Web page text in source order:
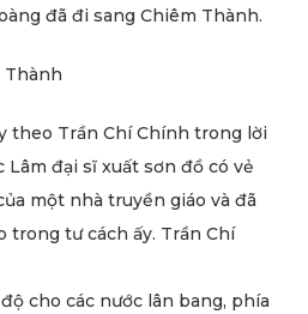
đã đi sang Chiêm Thành.
Thành
theo Trần Chí Chính trong lời
đại sĩ xuất sơn đồ có vẻ
một nhà truyền giáo và đã
trong tư cách ấy. Trần Chí
cho các nước lân bang, phía